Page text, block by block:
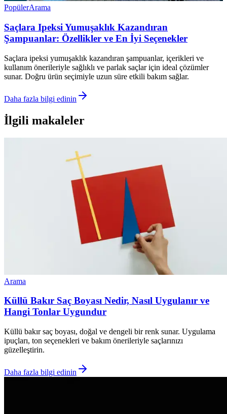
PopülerArama
Saçlara Ipeksi Yumuşaklık Kazandıran
Şampuanlar: Özellikler ve En İyi Seçenekler
Saçlara ipeksi yumuşaklık kazandıran şampuanlar, içerikleri ve
kullanım önerileriyle sağlıklı ve parlak saçlar için ideal çözümler
sunar. Doğru ürün seçimiyle uzun süre etkili bakım sağlar.
Daha fazla bilgi edinin
İlgili makaleler
Arama
Küllü Bakır Saç Boyası Nedir, Nasıl Uygulanır ve
Hangi Tonlar Uygundur
Küllü bakır saç boyası, doğal ve dengeli bir renk sunar. Uygulama
ipuçları, ton seçenekleri ve bakım önerileriyle saçlarınızı
güzelleştirin.
Daha fazla bilgi edinin